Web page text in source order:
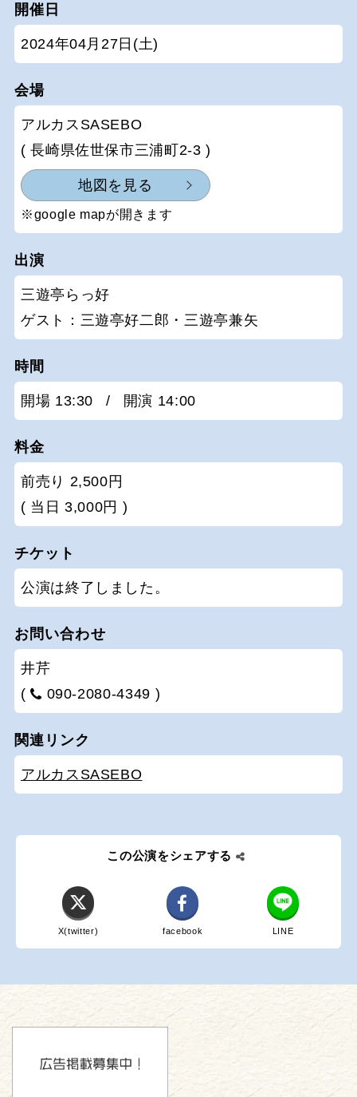
開催日
2024年04月27日(土)
会場
アルカスSASEBO
( 長崎県佐世保市三浦町2-3 )
地図を見る
※google mapが開きます
出演
三遊亭らっ好
ゲスト：三遊亭好二郎・三遊亭兼矢
時間
開場 13:30 / 開演 14:00
料金
前売り 2,500円
( 当日 3,000円 )
チケット
公演は終了しました。
お問い合わせ
井芹
(
090-2080-4349 )
関連リンク
アルカスSASEBO
この公演をシェアする
X(twitter) facebook LINE